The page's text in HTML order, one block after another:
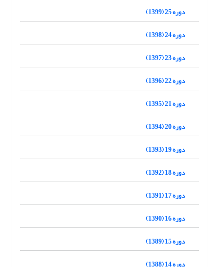
دوره 25 (1399)
دوره 24 (1398)
دوره 23 (1397)
دوره 22 (1396)
دوره 21 (1395)
دوره 20 (1394)
دوره 19 (1393)
دوره 18 (1392)
دوره 17 (1391)
دوره 16 (1390)
دوره 15 (1389)
دوره 14 (1388)